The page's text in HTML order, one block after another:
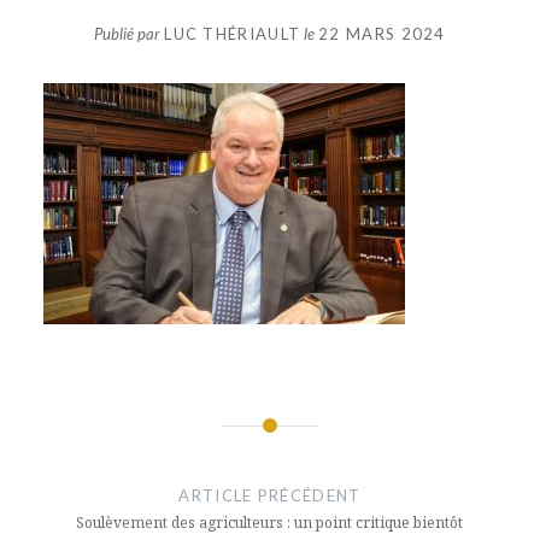
Publié parLUC THÉRIAULT le 22 MARS 2024
ARTICLE PRÉCÉDENT
Soulèvement des agriculteurs : un point critique bientôt